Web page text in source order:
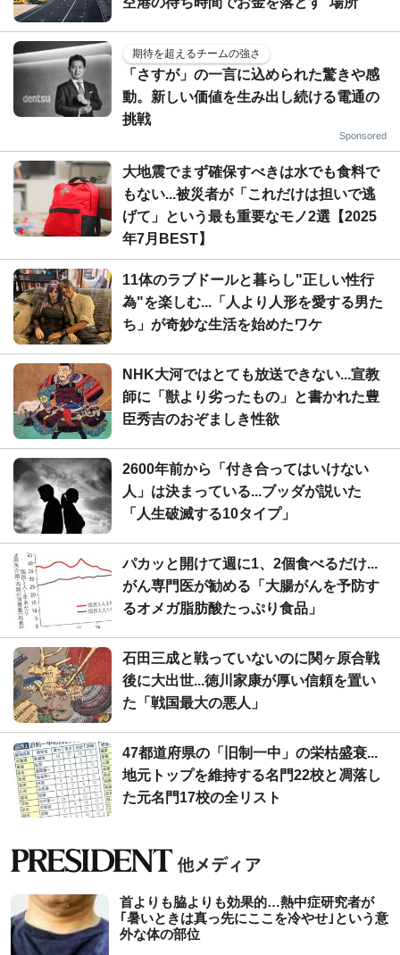
期待を超えるチームの強さ
「さすが」の一言に込められた驚きや感
動。新しい価値を生み出し続ける電通の
挑戦
Sponsored
大地震でまず確保すべきは水でも食料で
もない...被災者が「これだけは担いで逃
げて」という最も重要なモノ2選【2025
年7月BEST】
11体のラブドールと暮らし"正しい性行
為"を楽しむ...「人より人形を愛する男た
ち」が奇妙な生活を始めたワケ
NHK大河ではとても放送できない...宣教
師に「獣より劣ったもの」と書かれた豊
臣秀吉のおぞましき性欲
2600年前から「付き合ってはいけない
人」は決まっている...ブッダが説いた
「人生破滅する10タイプ」
パカッと開けて週に1、2個食べるだけ...
がん専門医が勧める「大腸がんを予防す
るオメガ脂肪酸たっぷり食品」
石田三成と戦っていないのに関ヶ原合戦
後に大出世...徳川家康が厚い信頼を置い
た「戦国最大の悪人」
47都道府県の「旧制一中」の栄枯盛衰...
地元トップを維持する名門22校と凋落し
た元名門17校の全リスト
首よりも脇よりも効果的…熱中症研究者が
｢暑いときは真っ先にここを冷やせ｣という意
外な体の部位